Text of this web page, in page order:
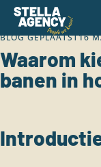
BLOG GEPLAATST16
Waarom
banen in